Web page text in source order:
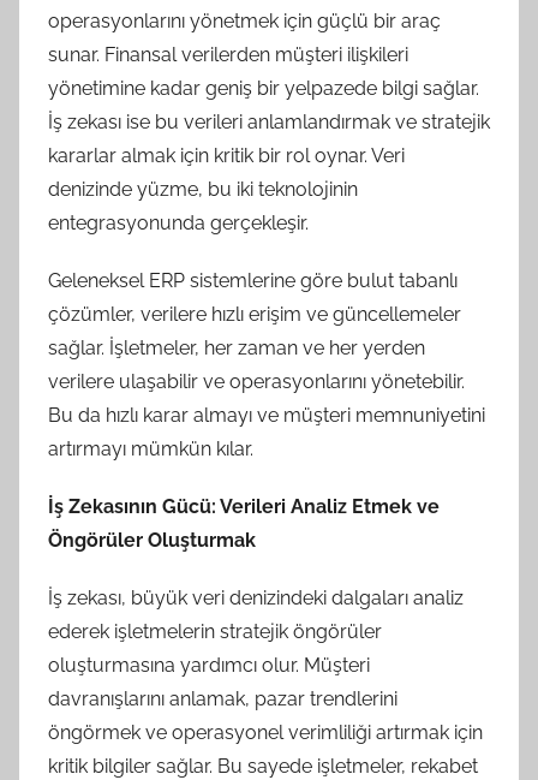
operasyonlarını yönetmek için güçlü bir araç
sunar. Finansal verilerden müşteri ilişkileri
yönetimine kadar geniş bir yelpazede bilgi sağlar.
İş zekası ise bu verileri anlamlandırmak ve stratejik
kararlar almak için kritik bir rol oynar. Veri
denizinde yüzme, bu iki teknolojinin
entegrasyonunda gerçekleşir.
Geleneksel ERP sistemlerine göre bulut tabanlı
çözümler, verilere hızlı erişim ve güncellemeler
sağlar. İşletmeler, her zaman ve her yerden
verilere ulaşabilir ve operasyonlarını yönetebilir.
Bu da hızlı karar almayı ve müşteri memnuniyetini
artırmayı mümkün kılar.
İş Zekasının Gücü: Verileri Analiz Etmek ve
Öngörüler Oluşturmak
İş zekası, büyük veri denizindeki dalgaları analiz
ederek işletmelerin stratejik öngörüler
oluşturmasına yardımcı olur. Müşteri
davranışlarını anlamak, pazar trendlerini
öngörmek ve operasyonel verimliliği artırmak için
kritik bilgiler sağlar. Bu sayede işletmeler, rekabet